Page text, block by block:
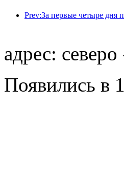
адрес:
Появились в